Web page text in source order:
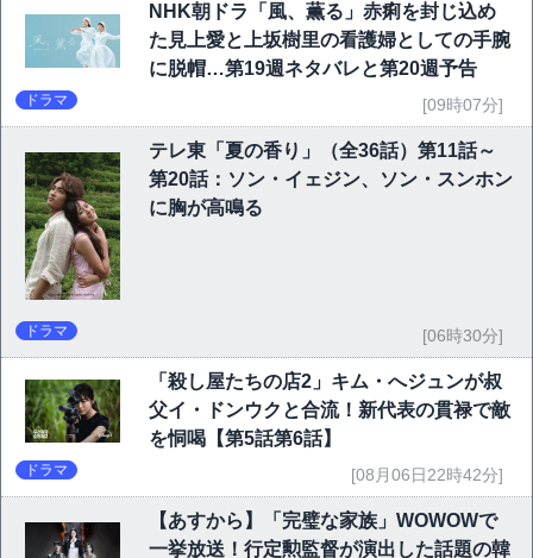
NHK朝ドラ「風、薫る」赤痢を封じ込め
た見上愛と上坂樹里の看護婦としての手腕
に脱帽…第19週ネタバレと第20週予告
ドラマ [09時07分]
テレ東「夏の香り」（全36話）第11話～
第20話：ソン・イェジン、ソン・スンホン
に胸が高鳴る
ドラマ [06時30分]
「殺し屋たちの店2」キム・へジュンが叔
父イ・ドンウクと合流！新代表の貫禄で敵
を恫喝【第5話第6話】
ドラマ [08月06日22時42分]
【あすから】「完璧な家族」WOWOWで
一挙放送！行定勲監督が演出した話題の韓